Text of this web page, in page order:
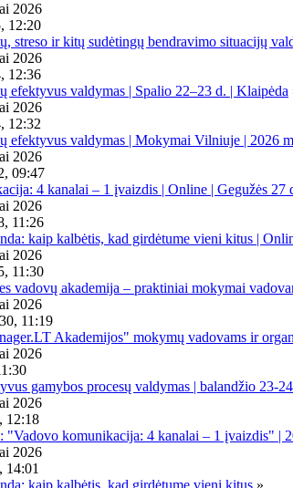
2026
12:20
streso ir kitų sudėtingų bendravimo situacijų
2026
12:36
efektyvus valdymas | Spalio 22–23 d. | Klaipėda
2026
12:32
efektyvus valdymas | Mokymai Vilniuje | 2026
2026
09:47
4 kanalai – 1 įvaizdis | Online | Gegužės 27
2026
11:26
kaip kalbėtis, kad girdėtume vieni kitus |
2026
11:30
vadovų akademija – praktiniai mokymai
2026
11:19
Akademijos" mokymų vadovams ir
2026
gamybos procesų valdymas | balandžio 23-
2026
12:18
"Vadovo komunikacija: 4 kanalai – 1 įvaizdis" |
2026
14:01